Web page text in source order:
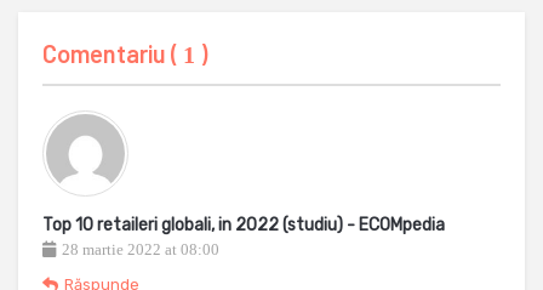
Comentariu ( 1 )
Top 10 retaileri globali, in 2022 (studiu) - ECOMpedia
28 martie 2022 at 08:00
Răspunde